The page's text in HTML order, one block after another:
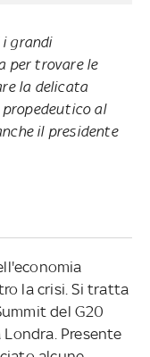
grandi
per trovare le
la delicata
al
il presidente
la crisi. Si tratta
del G20
Presente